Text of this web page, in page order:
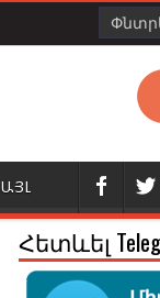
ԱՅԼ
Հետևել